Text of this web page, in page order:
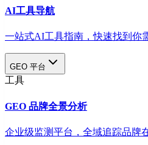
AI工具导航
一站式AI工具指南，快速找到你
GEO 平台
工具
GEO 品牌全景分析
企业级监测平台，全域追踪品牌